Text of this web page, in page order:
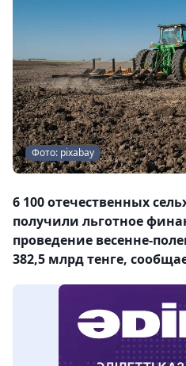
Фото: pixabay
6 100 отечественных
получили льготное
проведение весенне-
382,5 млрд тенге,